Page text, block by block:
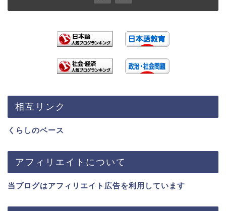
相互リンク
くらしのベース
アフィリエイトについて
当ブログはアフィリエイト広告を利用しています